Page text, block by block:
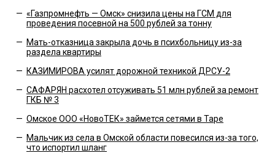
— «Газпромнефть — Омск» снизила цены на ГСМ для
проведения посевной на 500 рублей за тонну
— Мать-отказница закрыла дочь в психбольницу из-за
раздела квартиры
— КАЗИМИРОВА усилят дорожной техникой ДРСУ-2
— САФАРЯН расхотел отсуживать 51 млн рублей за ремонт
ГКБ № 3
— Омское ООО «НовоТЕК» займется сетями в Таре
— Мальчик из села в Омской области повесился из-за того,
что испортил шланг